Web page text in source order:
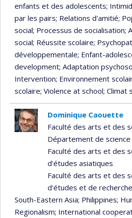
enfants et des adolescents;
par les pairs; Relations d'amitié;
social; Processus de socialisation;
social; Réussite scolaire;
développementale; Enfant-
development; Adaptation
Intervention; Environnement
scolaire; Violence at school; Climat
Dominique Caouette
Faculté des arts et des
Département de
Faculté des arts et des
d'études asiatiques
Faculté des arts et des
d'études et de
South-Eastern Asia; Philippines;
Regionalism; International